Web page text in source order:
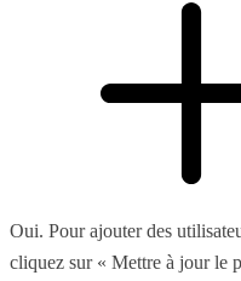
Oui. Pour ajouter des
cliquez sur « Mettre à jour le